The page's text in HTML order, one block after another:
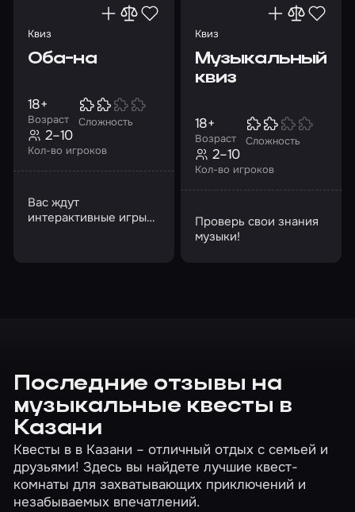
Квиз
Оба-на
Возраст
18+
Сложность
Кол-во игроков
2–10
Вас ждут
интерактивные игры
Квиз
Музыкальный
квиз
Возраст
18+
Сложность
Кол-во игроков
2–10
Проверь свои знания
музыки!
Последние отзывы на
музыкальные квесты в
Казани
Квесты в в Казани – отличный отдых с семьей и
друзьями! Здесь вы найдете лучшие квест-
комнаты для захватывающих приключений и
незабываемых впечатлений.